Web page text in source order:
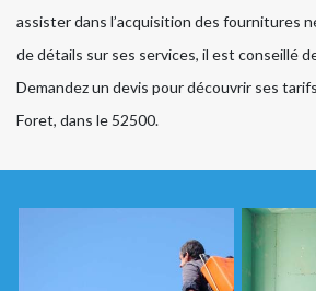
assister dans l’acquisition des fournitures
de détails sur ses services, il est conseillé
Demandez un devis pour découvrir ses
Foret, dans le 52500.